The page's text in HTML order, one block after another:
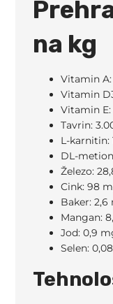
na kg
Vitamin
Vitamin
Vitamin
Tavrin:
L-karnitin:
DL-
Železo:
Cink: 98
Baker: 2,6
Mangan:
Jod: 0,9
Selen: